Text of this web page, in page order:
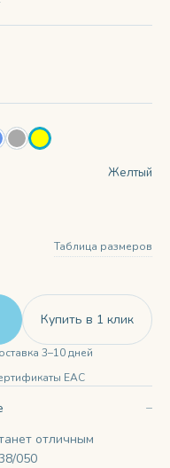
Желтый
Таблица размеров
Купить в 1 клик
3–10 дней
ЕАС
отличным
050